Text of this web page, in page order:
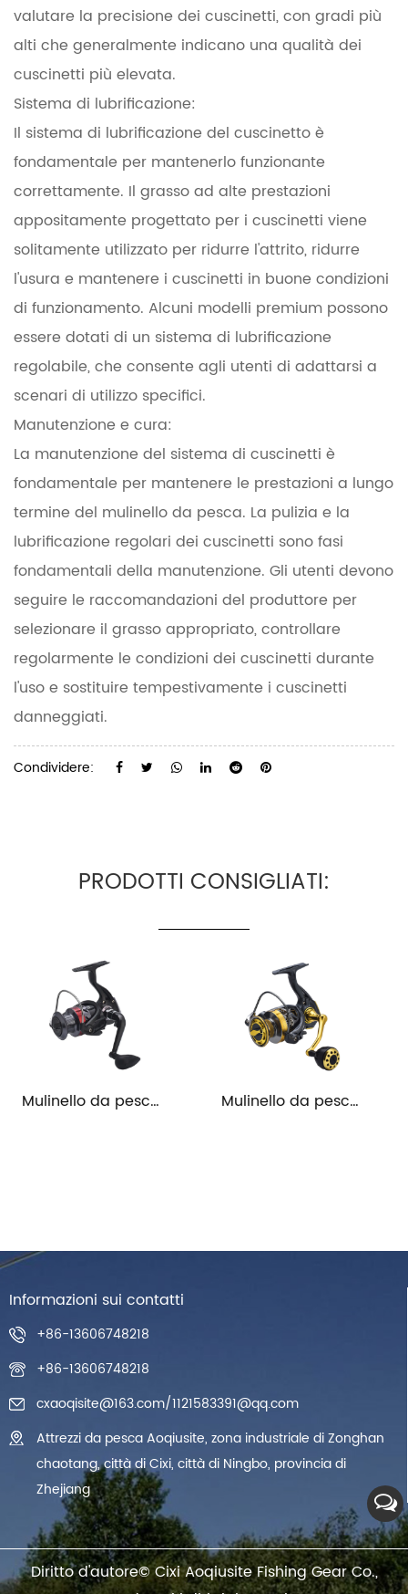
valutare la precisione dei cuscinetti, con gradi più
alti che generalmente indicano una qualità dei
cuscinetti più elevata.
Sistema di lubrificazione:
Il sistema di lubrificazione del cuscinetto è
fondamentale per mantenerlo funzionante
correttamente. Il grasso ad alte prestazioni
appositamente progettato per i cuscinetti viene
solitamente utilizzato per ridurre l'attrito, ridurre
l'usura e mantenere i cuscinetti in buone condizioni
di funzionamento. Alcuni modelli premium possono
essere dotati di un sistema di lubrificazione
regolabile, che consente agli utenti di adattarsi a
scenari di utilizzo specifici.
Manutenzione e cura:
La manutenzione del sistema di cuscinetti è
fondamentale per mantenere le prestazioni a lungo
termine del mulinello da pesca. La pulizia e la
lubrificazione regolari dei cuscinetti sono fasi
fondamentali della manutenzione. Gli utenti devono
seguire le raccomandazioni del produttore per
selezionare il grasso appropriato, controllare
regolarmente le condizioni dei cuscinetti durante
l'uso e sostituire tempestivamente i cuscinetti
danneggiati.
Condividere:
PRODOTTI CONSIGLIATI:
Mulinello da pesca spinning leggero e potente Mulinello da pesca con tazza in filo metallico GS1000-6000 ad alta velocità
Informazioni sui contatti
+86-13606748218
+86-13606748218
cxaoqisite@163.com/1121583391@qq.com
Attrezzi da pesca Aoqiusite, zona industriale di Zonghan
chaotang, città di Cixi, città di Ningbo, provincia di
Zhejiang
Diritto d'autore©Cixi Aoqiusite Fishing Gear Co.,